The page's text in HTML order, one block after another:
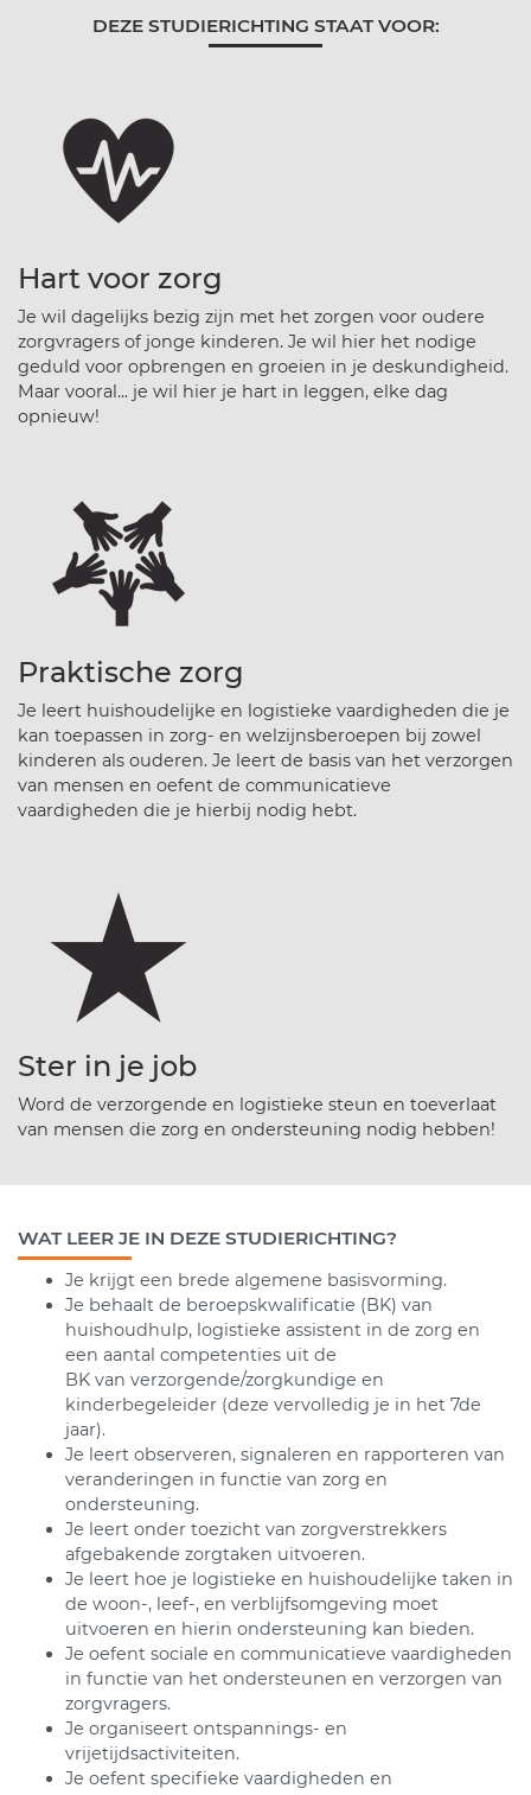
DEZE STUDIERICHTING STAAT VOOR:
Hart voor zorg
Je wil dagelijks bezig zijn met het zorgen voor oudere
zorgvragers of jonge kinderen. Je wil hier het nodige
geduld voor opbrengen en groeien in je deskundigheid.
Maar vooral... je wil hier je hart in leggen, elke dag
opnieuw!
Praktische zorg
Je leert huishoudelijke en logistieke vaardigheden die je
kan toepassen in zorg- en welzijnsberoepen bij zowel
kinderen als ouderen. Je leert de basis van het verzorgen
van mensen en oefent de communicatieve
vaardigheden die je hierbij nodig hebt.
Ster in je job
Word de verzorgende en logistieke steun en toeverlaat
van mensen die zorg en ondersteuning nodig hebben!
WAT LEER JE IN DEZE STUDIERICHTING?
Je krijgt een brede algemene basisvorming.
Je behaalt de beroepskwalificatie (BK) van
huishoudhulp, logistieke assistent in de zorg en
een aantal competenties uit de
BK van verzorgende/zorgkundige en
kinderbegeleider (deze vervolledig je in het 7de
jaar).
Je leert observeren, signaleren en rapporteren van
veranderingen in functie van zorg en
ondersteuning.
Je leert onder toezicht van zorgverstrekkers
afgebakende zorgtaken uitvoeren.
Je leert hoe je logistieke en huishoudelijke taken in
de woon-, leef-, en verblijfsomgeving moet
uitvoeren en hierin ondersteuning kan bieden.
Je oefent sociale en communicatieve vaardigheden
in functie van het ondersteunen en verzorgen van
zorgvragers.
Je organiseert ontspannings- en
vrijetijdsactiviteiten.
Je oefent specifieke vaardigheden en